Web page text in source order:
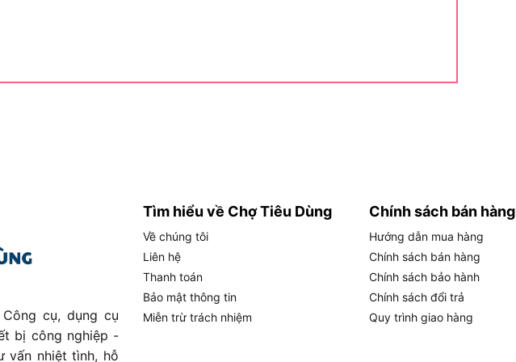
cần đo chuyên sâu như đo dòng DC bằng hàm kẹp, ghi dữ liệu
phẩm phù hợp với người cần thiết bị đo ổn định, không quá nhiều chế độ
công việc thực tế.
không phải là có thật nhiều tính năng, mà là đo đúng nhu cầu, thao
Fluke 302+ đáp ứng tốt các phép đo phổ biến như dòng AC 400A,
thiết bị để kiểm tra dòng tải trên dây dẫn, đo nguồn điện, xác định
thiết bị điện. Đây là những tình huống thường gặp với thợ điện dân
cụ, dụng cụ
bị công nghiệp -
vấn nhiệt tình, hỗ
Tìm hiểu về Chợ Tiêu Dùng
Về chúng tôi
Liên hệ
Thanh toán
Bảo mật thông tin
Miễn trừ trách nhiệm
Chính sách bán hàng
Hướng dẫn mua hàng
Chính sách bán hàng
Chính sách bảo hành
Chính sách đổi trả
Quy trình giao hàng